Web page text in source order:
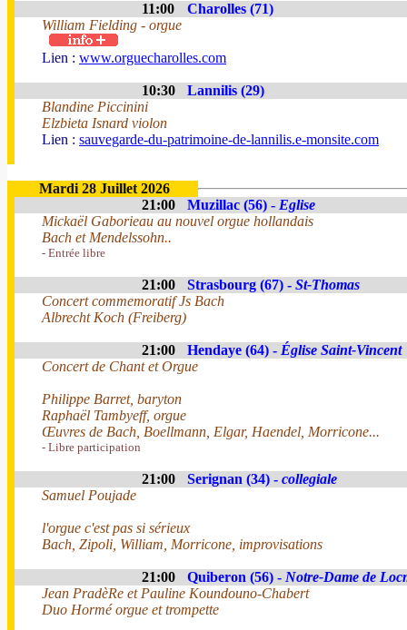
11:00
Charolles (71)
William Fielding - orgue
Lien : www.orguecharolles.com
10:30
Lannilis (29)
Blandine Piccinini
Elzbieta Isnard violon
Lien : sauvegarde-du-patrimoine-de-lannilis.e-monsite.com
Mardi 28 Juillet 2026
21:00
Muzillac (56) - Eglise
Mickaël Gaborieau au nouvel orgue hollandais
Bach et Mendelssohn..
- Entrée libre
21:00 Strasbourg (67) - St-Thomas
Concert commemoratif Js Bach
Albrecht Koch (Freiberg)
21:00 Hendaye (64) - Église Saint-Vincent
Concert de Chant et Orgue
Philippe Barret, baryton
Raphaël Tambyeff, orgue
Œuvres de Bach, Boellmann, Elgar, Haendel, Morricone...
- Libre participation
21:00 Serignan (34) - collegiale
Samuel Poujade
l'orgue c'est pas si sérieux
Bach, Zipoli, William, Morricone, improvisations
21:00 Quiberon (56) - Notre-Dame de
Jean PradèRe et Pauline Koundouno-Chabert
Duo Hormé orgue et trompette